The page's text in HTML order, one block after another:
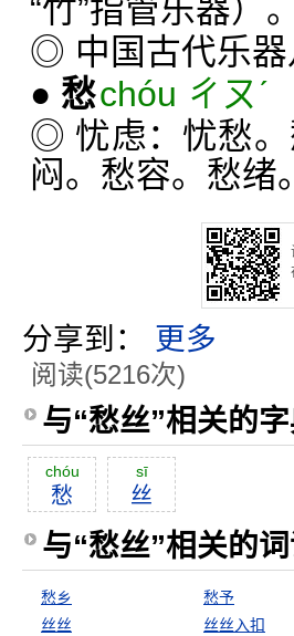
“竹”指管乐器）。
◎ 中国古代乐器
● 愁chóu ㄔㄡˊ
◎ 忧虑：忧愁。
闷。愁容。愁绪
分享到： 更多
阅读(5216次)
与“愁丝”相关的
chóu
愁
sī
丝
与“愁丝”相关的
愁乡 愁予
丝丝
丝丝入扣